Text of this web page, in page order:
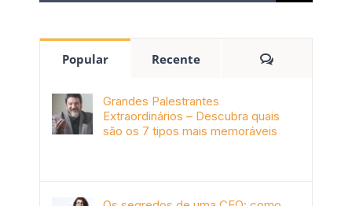
Popular Recente
Grandes Palestrantes
Extraordinários – Descubra quais
são os 7 tipos mais memoráveis